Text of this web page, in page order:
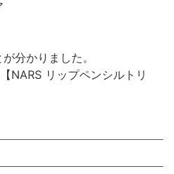
分かりました。
NARS リップペンシルトリ